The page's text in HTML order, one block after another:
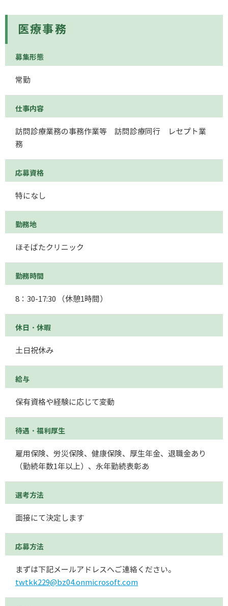
医療事務
募集形態
常勤
仕事内容
訪問診療業務の事務作業等 訪問診療同行 レセプト業
務
応募資格
特になし
勤務地
ほそばたクリニック
勤務時間
8：30-17:30 （休憩1時間）
休日・休暇
土日祝休み
給与
保有資格や経験に応じて変動
待遇・福利厚生
雇用保険、労災保険、健康保険、厚生年金、退職金あり
（勤続年数1年以上）、永年勤続表彰あ
選考方法
面接にて決定します
応募方法
まずは下記メールアドレスへご連絡ください。
twtkk229@bz04.onmicrosoft.com